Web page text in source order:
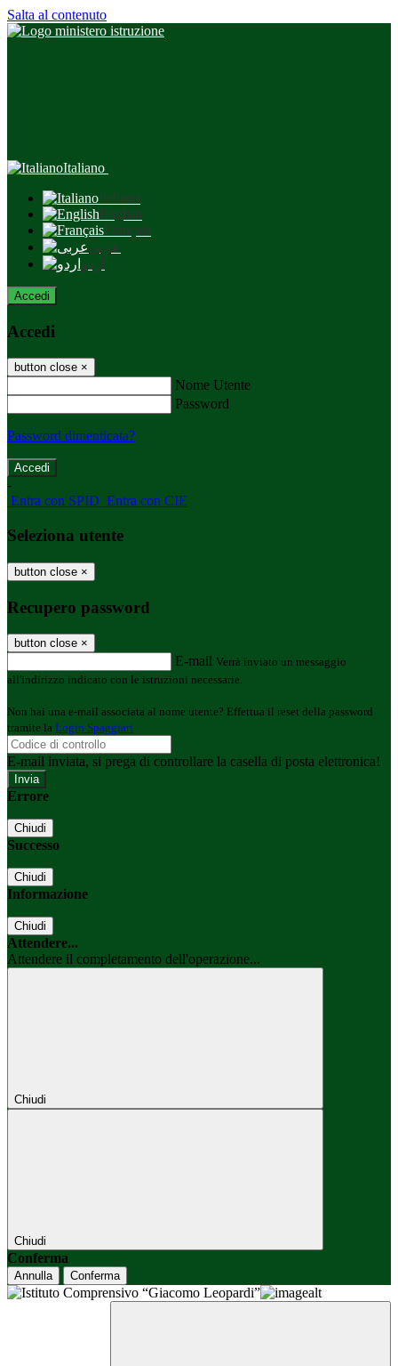
Salta al contenuto
Italiano
Italiano
English
Français
عربى
اردو
Accedi
Accedi
button close ×
Nome Utente
Password
Password dimenticata?
-
Entra con SPID Entra con CIE
Seleziona utente
button close ×
Recupero password
button close ×
E-mail Verrà inviato un messaggio
all'indirizzo indicato con le istruzioni necessarie.
Non hai una e-mail associata al nome utente? Effettua il reset della password
tramite la Login Spaggiari
E-mail inviata, si prega di controllare la casella di posta elettronica!
Errore
Chiudi
Successo
Chiudi
Informazione
Chiudi
Attendere...
Attendere il completamento dell'operazione...
Chiudi
Chiudi
Conferma
Annulla Conferma